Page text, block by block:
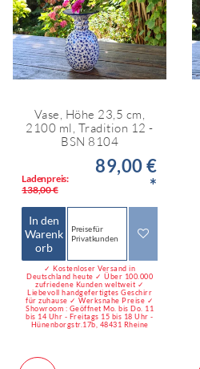
Vase, Höhe 23,5 cm,
2100 ml, Tradition 12 -
BSN 8104
Ladenpreis:
138,00 €
89,00 €
*
In den
Warenk
orb
Preise für
Privatkunden
✓ Kostenloser Versand in
Deutschland heute ✓ Über 100.000
zufriedene Kunden weltweit ✓
Liebevoll handgefertigtes Geschirr
für zuhause ✓ Werksnahe Preise ✓
Showroom : Geöffnet Mo. bis Do. 11
bis 14 Uhr - Freitags 15 bis 18 Uhr -
Hünenborgstr.17b, 48431 Rheine